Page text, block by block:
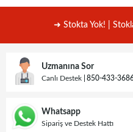
➜ Stokta Yok! |
Uzmanına Sor
Canlı Destek 850-433-
Whatsapp
Sipariş ve Destek Hattı